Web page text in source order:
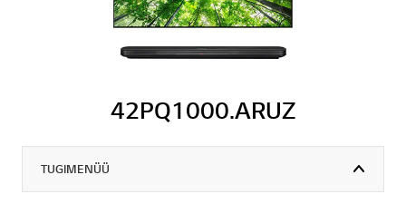
42PQ1000.ARUZ
TUGIMENÜÜ